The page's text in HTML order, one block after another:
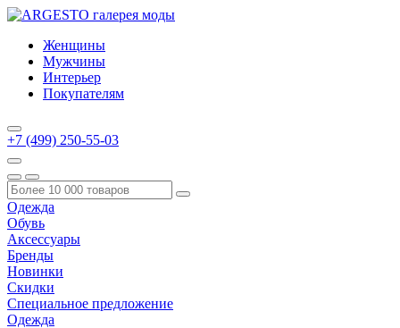
Женщины
Мужчины
Интерьер
Покупателям
+7 (499) 250-55-03
Одежда
Обувь
Аксессуары
Бренды
Новинки
Скидки
Специальное предложение
Одежда